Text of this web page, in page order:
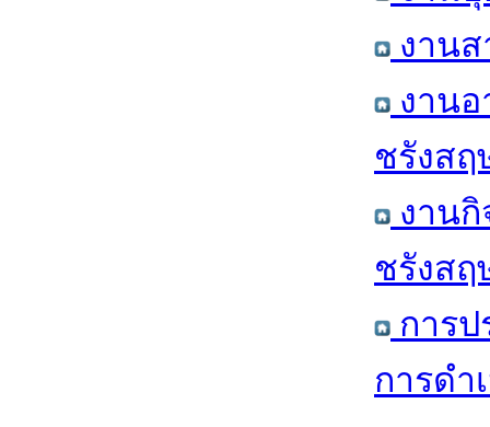
งาน
งาน
ชรังสฤ
งาน
ชรังสฤ
การ
การดำ